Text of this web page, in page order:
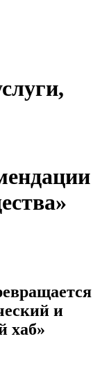
и
хаб»